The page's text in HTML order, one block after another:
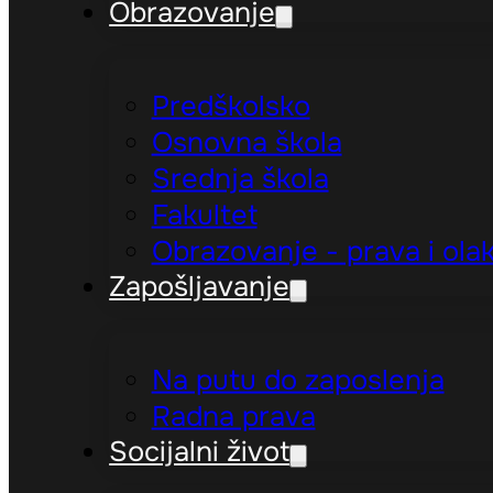
Obrazovanje
Predškolsko
Osnovna škola
Srednja škola
Fakultet
Obrazovanje - prava i
Zapošljavanje
Na putu do zaposlenja
Radna prava
Socijalni život